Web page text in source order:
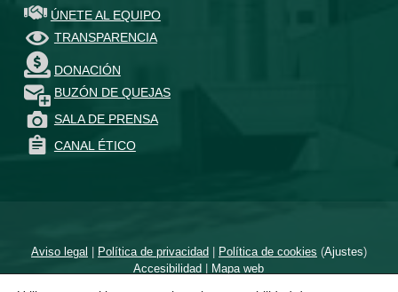
ÚNETE AL EQUIPO
TRANSPARENCIA
DONACIÓN
BUZÓN DE QUEJAS
SALA DE PRENSA
CANAL ÉTICO
Aviso legal | Política de privacidad| Política de cookies (Ajustes)
Accesibilidad | Mapa web